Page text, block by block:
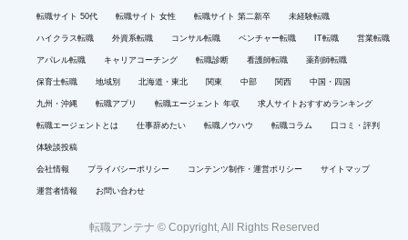
転職サイト 50代 転職サイト 女性 転職サイト 第二新卒 未経験転職
ハイクラス転職 外資系転職 コンサル転職 ベンチャー転職 IT転職 営業転職
アパレル転職 キャリアコーチング 転職診断 看護師転職 薬剤師転職
保育士転職 地域別 北海道・東北 関東 中部 関西 中国・四国
九州・沖縄 転職アプリ 転職エージェント 年収 求人サイトおすすめランキング
転職エージェントとは 仕事辞めたい 転職ノウハウ 転職コラム 口コミ・評判
体験談投稿
会社情報 プライバシーポリシー コンテンツ制作・運営ポリシー サイトマップ
運営者情報 お問い合わせ
転職アンテナ © Copyright, All Rights Reserved